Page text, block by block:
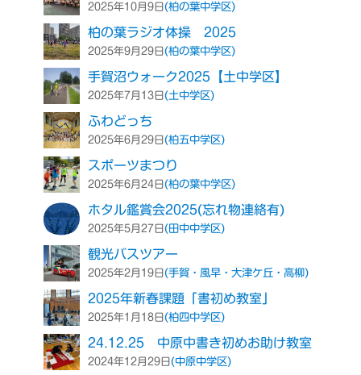
2025年10月9日(柏の葉中学区)
柏の葉ラジオ体操 2025
2025年9月29日(柏の葉中学区)
手賀沼ウォーク2025【土中学区】
2025年7月13日(土中学区)
ふわどっち
2025年6月29日(柏五中学区)
スポーツまつり
2025年6月24日(柏の葉中学区)
ホタル鑑賞会2025(忘れ物連絡有)
2025年5月27日(田中中学区)
観光バスツアー
2025年2月19日(手賀・風早・大津ケ丘・高柳)
2025年新春課題「書初め教室」
2025年1月18日(柏四中学区)
24.12.25 中原中書き初めお助け教室
2024年12月29日(中原中学区)